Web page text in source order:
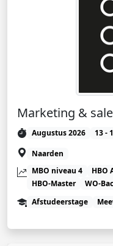
Marketing &
Augustus 2026 13 -
Naarden
MBO niveau 4
HBO
HBO-Master
WO-
Afstudeerstage